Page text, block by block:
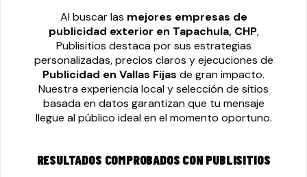
Al buscar las mejores empresas de
publicidad exterior en Tapachula, CHP,
Publisitios destaca por sus estrategias
personalizadas, precios claros y ejecuciones de
Publicidad en Vallas Fijas de gran impacto.
Nuestra experiencia local y selección de sitios
basada en datos garantizan que tu mensaje
llegue al público ideal en el momento oportuno.
RESULTADOS COMPROBADOS CON PUBLISITIOS